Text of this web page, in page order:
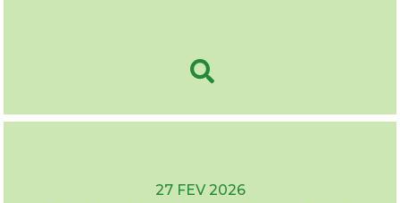
27 FEV 2026